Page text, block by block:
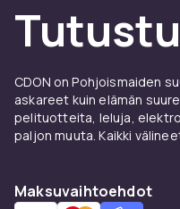
CDON on Pohjoismaiden
askareet kuin elämän
pelituotteita, leluja,
paljon muuta. Kaikki
Maksuvaihtoehdot